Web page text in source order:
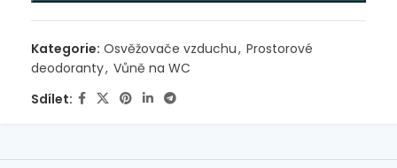
Kategorie: Osvěžovače vzduchu, Prostorové
deodoranty, Vůně na WC
Sdílet: